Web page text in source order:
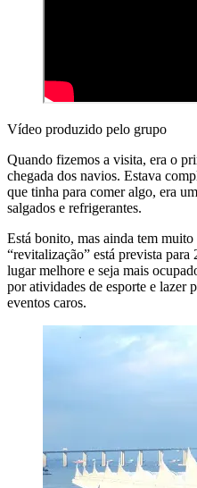
Vídeo produzido pelo grupo
Quando fizemos a visita, era o
chegada dos navios. Estava
que tinha para comer algo, era
salgados e refrigerantes.
Está bonito, mas ainda tem
“revitalização” está prevista para
lugar melhore e seja mais
por atividades de esporte e lazer
eventos caros.